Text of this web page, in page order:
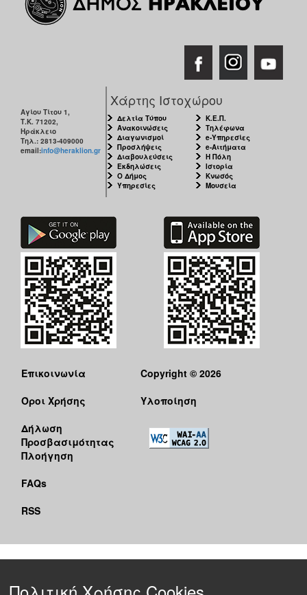
Εκδηλώσεις
για
ΤΟΠΟΣ
ΠΟΛΙΤΙΣΜΟΣ
ΑΝΘΕΚΤΙΚΗ
ΠΟΛΗ
Αγίου Τίτου 1,
Τ.Κ. 71202,
Ηράκλειο
Τηλ.: 2813-409000
email:info@heraklion.gr
Χάρτης Ιστοχώρου
Δελτία Τύπου
Ανακοινώσεις
Διαγωνισμοί
Προσλήψεις
Διαβουλεύσεις
Εκδηλώσεις
Ο Δήμος
Υπηρεσίες
Κ.Ε.Π.
Τηλέφωνα
e-Υπηρεσίες
e-Αιτήματα
Η Πόλη
Ιστορία
Κνωσός
Μουσεία
Επικοινωνία
Όροι Χρήσης
Δήλωση
Προσβασιμότητας
Πλοήγηση
FAQs
RSS
Copyright © 2026
Υλοποίηση